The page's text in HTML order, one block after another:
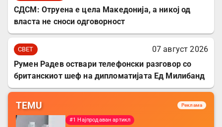
СДСМ: Отруена е цела Македонија, а никој од
власта не сноси одговорност
СВЕТ
07 август 2026
Румен Радев оствари телефонски разговор со
британскиот шеф на дипломатијата Ед Милибанд
TEMU Реклама
#1 Најпродаван артикл